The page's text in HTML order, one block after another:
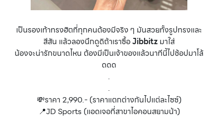
เป็นรองเท้าทรงฮิตที่ทุกคนต้องมีจริง ๆ มันสวยทั้งรูปทรงและ
สีสัน แล้วลองนึกดูดิถ้าเราซื้อJibbitz มาใส่
น้องจะน่ารักขนาดไหน ต้องมีเป็นเจ้าของแล้วนาทีนี้ไปช้อปมาโล้
ดดด
.
.
💸ราคา 2,990.- (ราคาแตกต่างกันไปแต่ละไซซ์)
📍JD Sports (แอดเจอที่สาขาไอคอนสยามน้า)